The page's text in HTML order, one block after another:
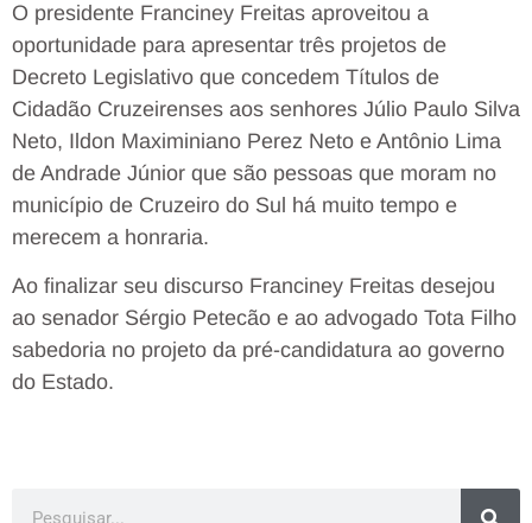
O presidente Franciney Freitas aproveitou a
oportunidade para apresentar três projetos de
Decreto Legislativo que concedem Títulos de
Cidadão Cruzeirenses aos senhores Júlio Paulo Silva
Neto, Ildon Maximiniano Perez Neto e Antônio Lima
de Andrade Júnior que são pessoas que moram no
município de Cruzeiro do Sul há muito tempo e
merecem a honraria.
Ao finalizar seu discurso Franciney Freitas desejou
ao senador Sérgio Petecão e ao advogado Tota Filho
sabedoria no projeto da pré-candidatura ao governo
do Estado.